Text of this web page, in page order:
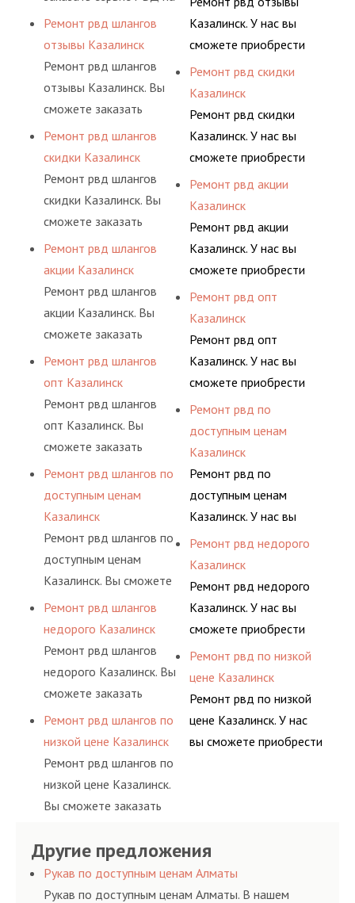
предприятия.
разовой основе либо на
условиях
долговременного
комплексного
обслуживания
предприятия.
Ремонт рвд шлангов
отзывы Казалинск
Ремонт рвд шлангов
отзывы Казалинск. Вы
сможете заказать
сервис РВД на разовой
основе либо на
условиях
долговременного
комплексного
гидросистем Вашего
предприятия.
Ремонт рвд шлангов
скидки Казалинск
Ремонт рвд шлангов
скидки Казалинск. Вы
сможете заказать
сервис РВД на разовой
основе либо на
условиях
долговременного
комплексного
гидросистем Вашего
Ремонт рвд шлангов
акции Казалинск
Ремонт рвд шлангов
акции Казалинск. Вы
сможете заказать
сервис РВД на разовой
основе либо на
условиях
долговременного
комплексного
гидросистем Вашего
предприятия.
Ремонт рвд шлангов
опт Казалинск
Ремонт рвд шлангов
опт Казалинск. Вы
сможете заказать
сервис РВД на разовой
основе либо на
условиях
долговременного
комплексного
обслуживания
предприятия.
Ремонт рвд шлангов по
доступным ценам
Казалинск
Ремонт рвд шлангов по
доступным ценам
Казалинск. Вы сможете
заказать сервис РВД на
разовой основе либо на
условиях
долговременного
комплексного
гидросистем Вашего
предприятия.
Ремонт рвд шлангов
недорого Казалинск
Ремонт рвд шлангов
недорого Казалинск. Вы
сможете заказать
сервис РВД на разовой
основе либо на
условиях
долговременного
комплексного
предприятия.
Ремонт рвд шлангов по
низкой цене Казалинск
Ремонт рвд шлангов по
низкой цене Казалинск.
Вы сможете заказать
основе либо на
условиях
долговременного
шлангов производится
ными спецами, которые
помогут решить любую
сложную задачу.
предлагает ремонт
шлангов высокого
шлангов производится
ными спецами, которые
сложную задачу.
Казалинск. У нас вы
сможете приобрести
рукав с разными
фитингами и
комплектующими,
АДЫМ Инжиниринг
предлагает ремонт
давления. Ремонт
высококвалифицирован
помогут решить любую
сложную задачу.
Ремонт рвд скидки
Казалинск
Ремонт рвд скидки
Казалинск. У нас вы
сможете приобрести
рукав с разными
фитингами и
комплектующими,
АДЫМ Инжиниринг
предлагает ремонт
давления. Ремонт
высококвалифицирован
помогут решить любую
сложную задачу.
Ремонт рвд акции
Казалинск
Ремонт рвд акции
Казалинск. У нас вы
сможете приобрести
рукав с разными
фитингами и
комплектующими,
АДЫМ Инжиниринг
предлагает ремонт
давления. Ремонт
шлангов производится
ными спецами, которые
помогут решить любую
Ремонт рвд опт
Казалинск
Ремонт рвд опт
Казалинск. У нас вы
сможете приобрести
рукав с разными
фитингами и
комплектующими,
АДЫМ Инжиниринг
предлагает ремонт
шлангов высокого
шлангов производится
ными спецами, которые
сложную задачу.
Ремонт рвд по
доступным ценам
Казалинск
Ремонт рвд по
доступным ценам
Казалинск. У нас вы
сможете приобрести
рукав с разными
фитингами и
комплектующими,
АДЫМ Инжиниринг
шлангов высокого
давления. Ремонт
шлангов производится
высококвалифицирован
ными спецами, которые
Ремонт рвд недорого
Казалинск
Ремонт рвд недорого
Казалинск. У нас вы
сможете приобрести
рукав с разными
фитингами и
комплектующими,
АДЫМ Инжиниринг
предлагает ремонт
Ремонт рвд по низкой
цене Казалинск
Ремонт рвд по низкой
цене Казалинск. У нас
вы сможете приобрести
предлагает ремонт
шлангов высокого
давления. Ремонт
Другие предложения
Рукав по доступным ценам Алматы
Рукав по доступным ценам Алматы. В нашем